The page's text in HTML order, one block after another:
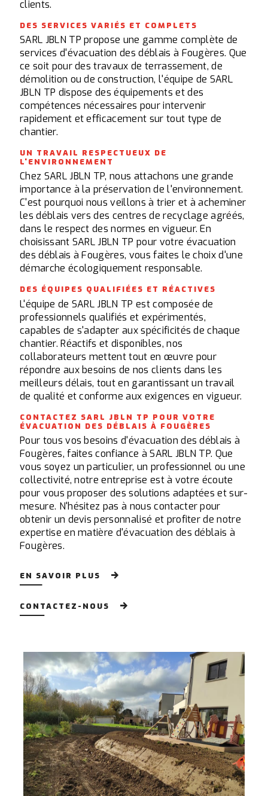
clients.
DES SERVICES VARIÉS ET COMPLETS
SARL JBLN TP propose une gamme complète de
services d'évacuation des déblais à Fougères. Que
ce soit pour des travaux de terrassement, de
démolition ou de construction, l'équipe de SARL
JBLN TP dispose des équipements et des
compétences nécessaires pour intervenir
rapidement et efficacement sur tout type de
chantier.
UN TRAVAIL RESPECTUEUX DE
L'ENVIRONNEMENT
Chez SARL JBLN TP, nous attachons une grande
importance à la préservation de l'environnement.
C'est pourquoi nous veillons à trier et à acheminer
les déblais vers des centres de recyclage agréés,
dans le respect des normes en vigueur. En
choisissant SARL JBLN TP pour votre évacuation
des déblais à Fougères, vous faites le choix d'une
démarche écologiquement responsable.
DES ÉQUIPES QUALIFIÉES ET RÉACTIVES
L'équipe de SARL JBLN TP est composée de
professionnels qualifiés et expérimentés,
capables de s'adapter aux spécificités de chaque
chantier. Réactifs et disponibles, nos
collaborateurs mettent tout en œuvre pour
répondre aux besoins de nos clients dans les
meilleurs délais, tout en garantissant un travail
de qualité et conforme aux exigences en vigueur.
CONTACTEZ SARL JBLN TP POUR VOTRE
ÉVACUATION DES DÉBLAIS À FOUGÈRES
Pour tous vos besoins d'évacuation des déblais à
Fougères, faites confiance à SARL JBLN TP. Que
vous soyez un particulier, un professionnel ou une
collectivité, notre entreprise est à votre écoute
pour vous proposer des solutions adaptées et sur-
mesure. N'hésitez pas à nous contacter pour
obtenir un devis personnalisé et profiter de notre
expertise en matière d'évacuation des déblais à
Fougères.
EN SAVOIR PLUS
CONTACTEZ-NOUS